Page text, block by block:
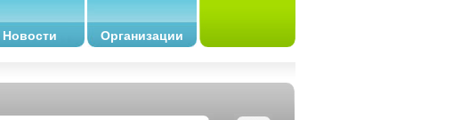
Новости Организации